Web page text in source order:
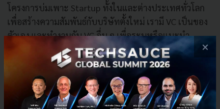
โครงการบ่มเพาะ Startup ทั้งในและต่างประเทศทั่วโลก
เพื่อสร้างความสัมพันธ์กับบริษัทตั้งใหม่ เรามี VC เป็นของ
ตัวเอง และทำงานกับ VC อื่น ๆ เพื่อระบุหรือแนะนำ
Startup ที่น่าสนใจจากทั่วโลก” คุณจิรุตถ์ฯ กล่าวต่อว่า
“เรายังมีทีมที่ทำหน้าที่โดยเฉพาะเป็นแมวมอง Startup
หรือนวัตกรรมที่ตอบโจทย์ความต้องการของเราหรือของ
ลูกค้าด้วย”
×